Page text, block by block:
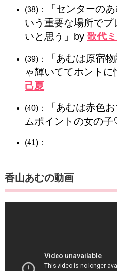
(38)：
「センターの
いう重要な場所で
いと思う」by 歌代
(39)：
「あむは原宿
ゃ輝いててホント
己夏
(40)：
「あむは赤色
ムポイントの女の
(41)：
​​​香山あむの動画